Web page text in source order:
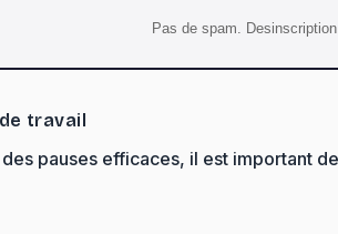
Pas de spam.
travail
pauses efficaces, il est important